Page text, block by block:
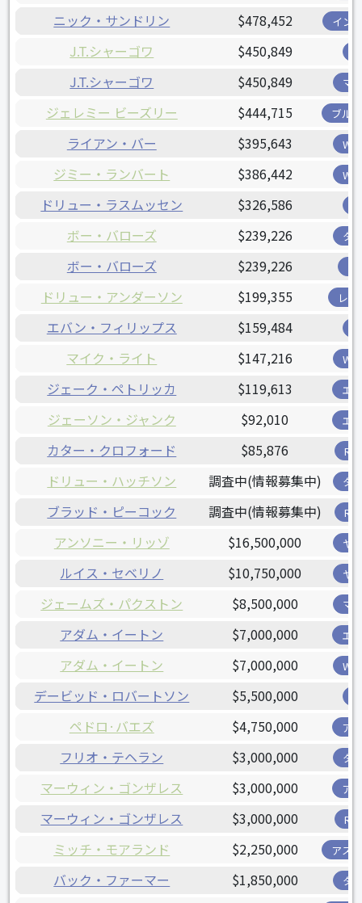
ニック・サンドリン $478,452 イン
J.T.シャーゴワ $450,849
J.T.シャーゴワ $450,849 マ
ジェレミー ビーズリー $444,715 ブル
ライアン・バー $395,643 W
ジミー・ランバート $386,442 W
ドリュー・ラスムッセン $326,586
ボー・バローズ $239,226 タ
ボー・バローズ $239,226
ドリュー・アンダーソン $199,355 レ
エバン・フィリップス $159,484
マイク・ライト $147,216 W
ジェーク・ペトリッカ $119,613 エ
ジェーソン・ジャンク $92,010 エ
カター・クロフォード $85,876 R
ドリュー・ハッチソン 調査中(情報募集中) タ
ブラッド・ピーコック 調査中(情報募集中) R
アンソニー・リッゾ $16,500,000 ヤ
ルイス・セベリノ $10,750,000 ヤ
ジェームズ・パクストン $8,500,000 マ
アダム・イートン $7,000,000 エ
アダム・イートン $7,000,000 W
デービッド・ロバートソン $5,500,000
ペドロ·バエズ $4,750,000 ア
フリオ・テヘラン $3,000,000 タ
マーウィン・ゴンザレス $3,000,000 ア
マーウィン・ゴンザレス $3,000,000 R
ミッチ・モアランド $2,250,000 アス
バック・ファーマー $1,850,000 タ